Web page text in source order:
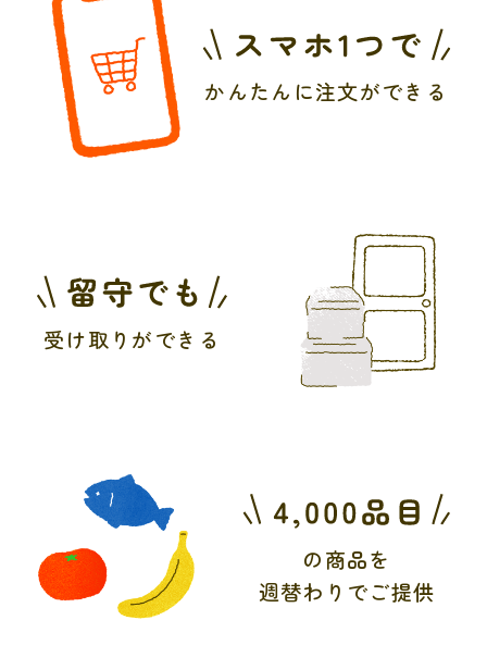
かんたんに注文ができる
受け取りができる
の商品を
週替わりでご提供